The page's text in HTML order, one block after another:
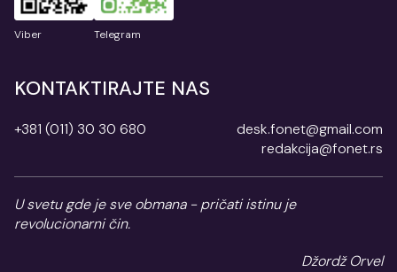
Viber Telegram
KONTAKTIRAJTE NAS
+381 (011) 30 30 680
desk.fonet@gmail.com
redakcija@fonet.rs
U svetu gde je sve obmana - pričati istinu je
revolucionarni čin.
Džordž Orvel